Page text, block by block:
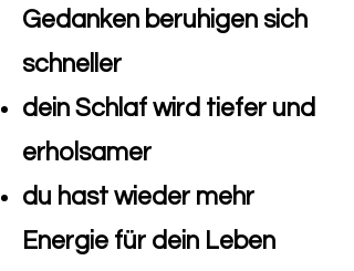
Gedanken beruhigen sich
schneller
dein Schlaf wird tiefer und
erholsamer
du hast wieder mehr
Energie für dein Leben